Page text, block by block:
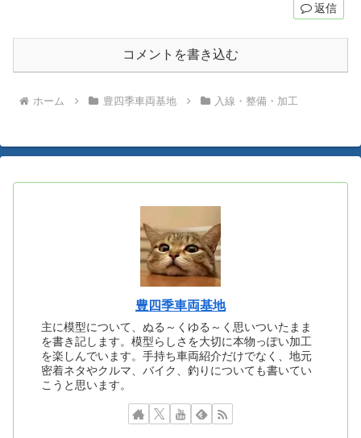
返信
コメントを書き込む
ホーム 豊四季車両基地 入線・整備・加工
豊四季車両基地
主に模型について、ぬる～くゆる～く思いついたまま
を書き記します。模型らしさを大切に本物っぽい加工
を楽しんでいます。手持ち車両紹介だけでなく、地元
密着ネタやクルマ、バイク、釣りについても書いてい
こうと思います。